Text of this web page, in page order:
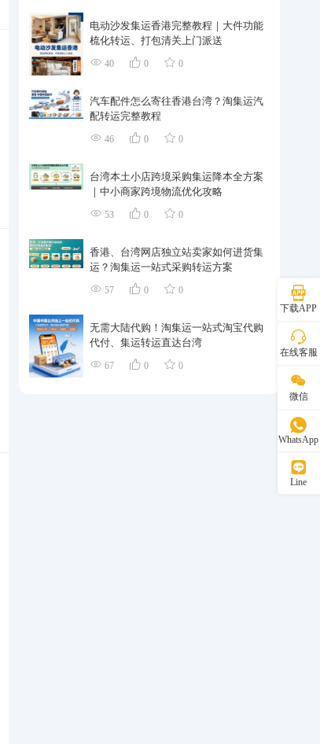
电动沙发集运香港完整教程｜大件功能
梳化转运、打包清关上门派送
40 0 0
汽车配件怎么寄往香港台湾？淘集运汽
配转运完整教程
46 0 0
台湾本土小店跨境采购集运降本全方案
｜中小商家跨境物流优化攻略
53 0 0
香港、台湾网店独立站卖家如何进货集
运？淘集运一站式采购转运方案
57 0 0
无需大陆代购！淘集运一站式淘宝代购
代付、集运转运直达台湾
67 0 0
下载APP
在线客服
微信
WhatsApp
Line